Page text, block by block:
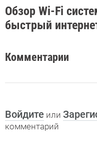
Обзор Wi-Fi
быстрый
Комментарии
Войдите или
комментарий